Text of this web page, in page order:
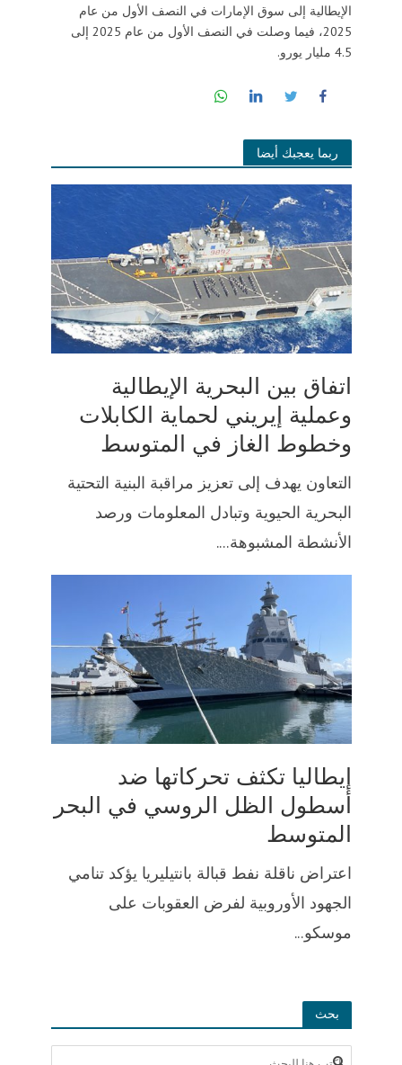
الإيطالية إلى سوق الإمارات في النصف الأول من عام
2025، فيما وصلت في النصف الأول من عام 2025 إلى
4.5 مليار يورو.
ربما يعجبك أيضا
اتفاق بين البحرية الإيطالية
وعملية إيريني لحماية الكابلات
وخطوط الغاز في المتوسط
التعاون يهدف إلى تعزيز مراقبة البنية التحتية
البحرية الحيوية وتبادل المعلومات ورصد
الأنشطة المشبوهة....
إيطاليا تكثف تحركاتها ضد
أسطول الظل الروسي في البحر
المتوسط
اعتراض ناقلة نفط قبالة بانتيليريا يؤكد تنامي
الجهود الأوروبية لفرض العقوبات على
موسكو...
بحث